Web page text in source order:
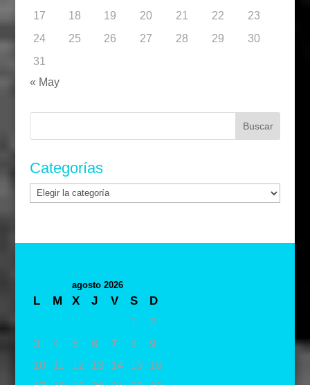
17
18 19 20 21 22
23
24
25 26 27 28 29
30
31
« May
Categorías
Categorías
agosto 2026
L M X J V S
D
1
2
3
4 5 6 7 8
9
10
11 12 13 14 15
16